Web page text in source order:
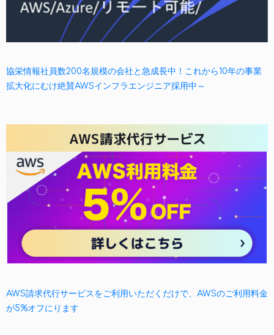
協栄情報社員数200名規模の会社と急成長中！これから10年の事業
拡大化にむけ絶賛AWSインフラエンジニア採用中～
AWS請求代行サービスをご利用いただくだけで、AWSのご利用料金
が5%オフにります